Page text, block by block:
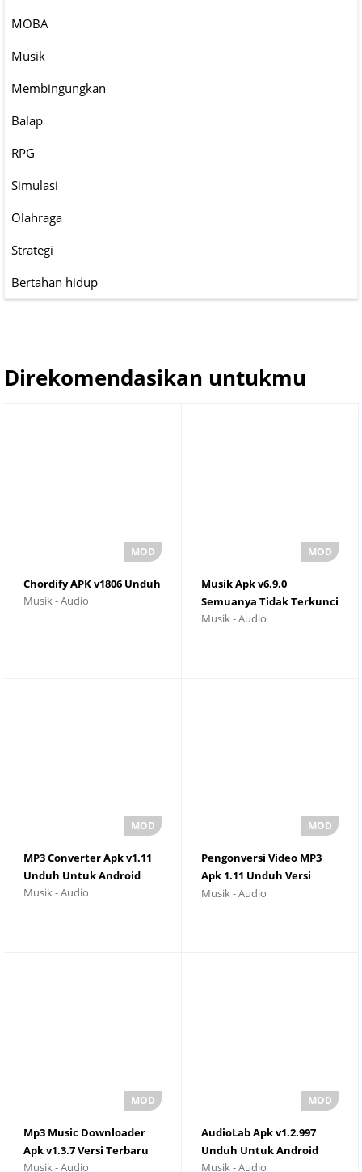
MOBA
Musik
Membingungkan
Balap
RPG
Simulasi
Olahraga
Strategi
Bertahan hidup
Direkomendasikan untukmu
Chordify APK v1806 Unduh
Musik - Audio
Musik Apk v6.9.0
Semuanya Tidak Terkunci
Musik - Audio
MP3 Converter Apk v1.11
Unduh Untuk Android
Musik - Audio
Pengonversi Video MP3
Apk 1.11 Unduh Versi
Terbaru
Musik - Audio
Mp3 Music Downloader
Apk v1.3.7 Versi Terbaru
2025
Musik - Audio
AudioLab Apk v1.2.997
Unduh Untuk Android
Musik - Audio